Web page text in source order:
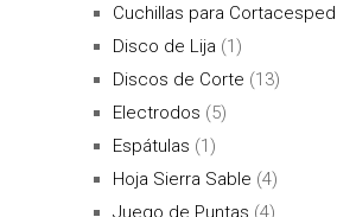
Cuchillas para Cortacesped
Disco de Lija (1)
Discos de Corte (13)
Electrodos (5)
Espátulas (1)
Hoja Sierra Sable (4)
Juego de Puntas (4)